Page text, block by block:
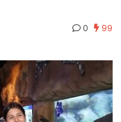
0 99